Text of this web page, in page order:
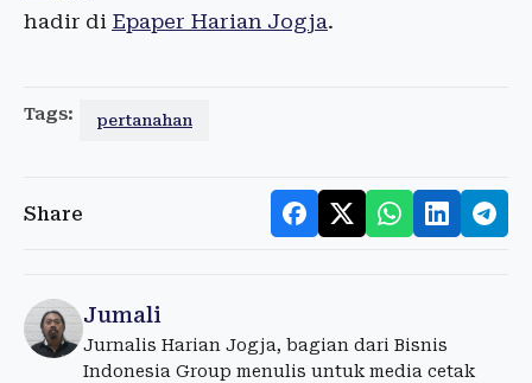
hadir di Epaper Harian Jogja.
Tags: pertanahan
Share
Jumali
Jurnalis Harian Jogja, bagian dari Bisnis
Indonesia Group menulis untuk media cetak